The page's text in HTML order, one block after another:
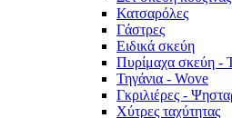
Κατσαρόλες
Γάστρες
Ειδικά σκεύη
Πυρίμαχα σκεύη -
Τηγάνια - Wove
Γκριλιέρες -
Χύτρες ταχύτητας